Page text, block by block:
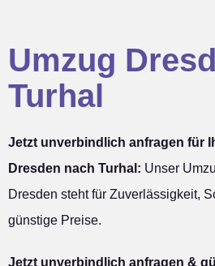
Umzug
Turhal
Jetzt unverbindlich anfragen für
Dresden nach Turhal: Unser
Dresden steht für Zuverlässigkeit,
günstige Preise.
Jetzt unverbindlich anfragen &